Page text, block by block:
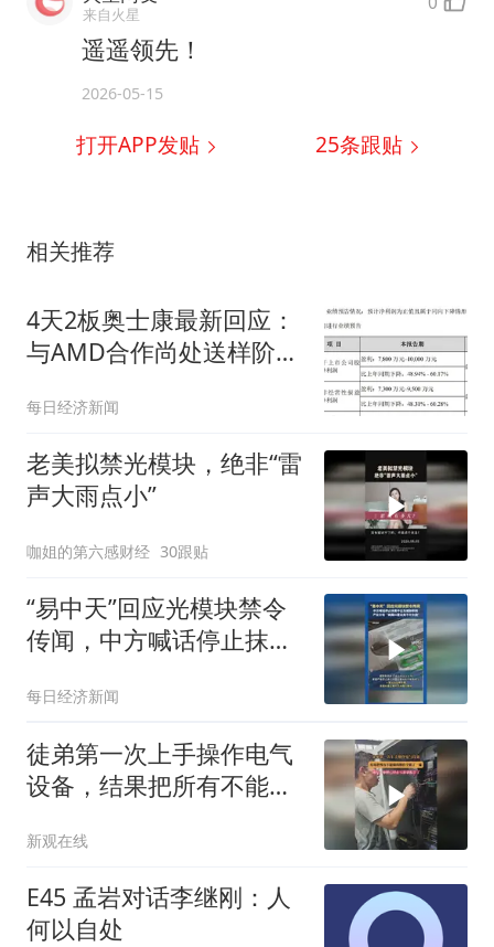
来自火星
遥遥领先！
2026-05-15
打开APP发贴 25条跟贴
相关推荐
4天2板奥士康最新回应：
与AMD合作尚处送样阶
展订单合作
每日经济新闻
老美拟禁光模块，绝非“雷
声大雨点小”
咖姐的第六感财经 30跟贴
“易中天”回应光模块禁令
传闻，中方喊话停止抹黑
析“美国AI建设离不开中
国”
每日经济新闻
徒弟第一次上手操作电气
设备，结果把所有不能做
新观在线
E45 孟岩对话李继刚：人
何以自处